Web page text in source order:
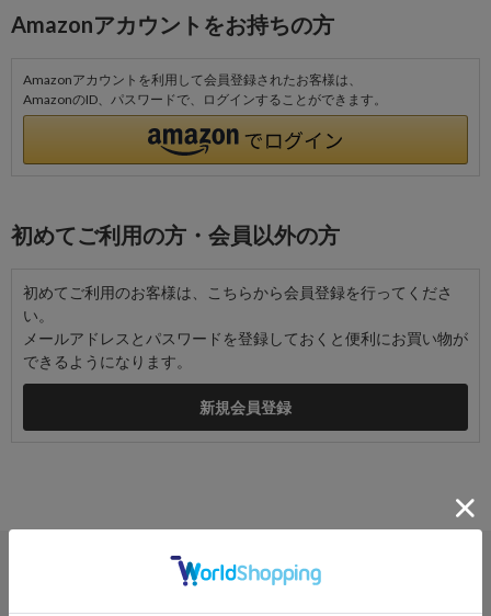
Amazonアカウントをお持ちの方
Amazonアカウントを利用して会員登録されたお客様は、
AmazonのID、パスワードで、ログインすることができます。
初めてご利用の方・会員以外の方
初めてご利用のお客様は、こちらから会員登録を行ってくださ
い。
メールアドレスとパスワードを登録しておくと便利にお買い物が
できるようになります。